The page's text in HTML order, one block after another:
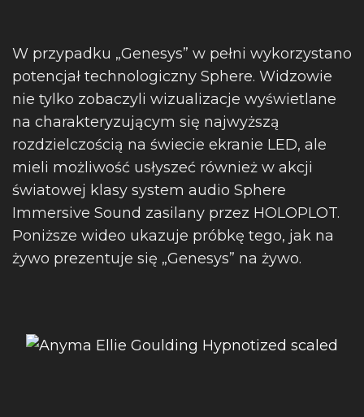
W przypadku „Genesys” w pełni wykorzystano
potencjał technologiczny Sphere. Widzowie
nie tylko zobaczyli wizualizacje wyświetlane
na charakteryzującym się najwyższą
rozdzielczością na świecie ekranie LED, ale
mieli możliwość usłyszeć również w akcji
światowej klasy system audio Sphere
Immersive Sound zasilany przez HOLOPLOT.
Poniższe wideo ukazuje próbkę tego, jak na
żywo prezentuje się „Genesys” na żywo.